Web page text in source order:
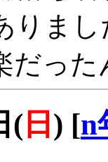
りま
だっ
( 日 ) [n